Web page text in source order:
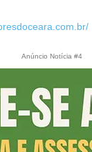
Anúncio Notícia #4